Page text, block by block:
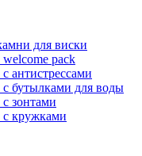
для виски
pack
антистрессами
бутылками для воды
зонтами
кружками